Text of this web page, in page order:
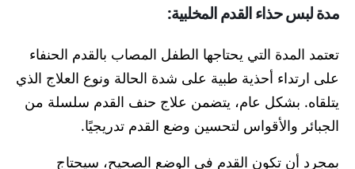
مدة لبس حذاء القدم المخلبية:
تعتمد المدة التي يحتاجها الطفل المصاب بالقدم الحنفاء
على ارتداء أحذية طبية على شدة الحالة ونوع العلاج الذي
يتلقاه. بشكل عام، يتضمن علاج حنف القدم سلسلة من
الجبائر والأقواس لتحسين وضع القدم تدريجيًا.
بمجرد أن تكون القدم في الوضع الصحيح، سيحتاج